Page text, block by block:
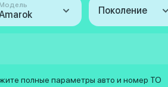
Модель Поколение
полные параметры авто и номер ТО